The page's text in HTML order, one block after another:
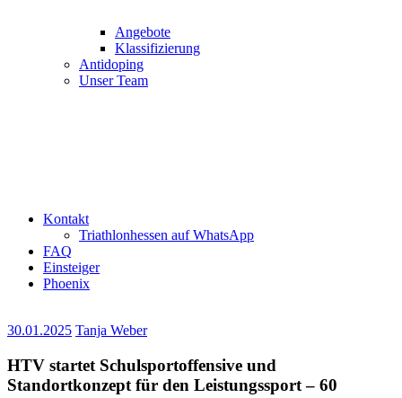
Angebote
Klassifizierung
Antidoping
Unser Team
Kontakt
Triathlonhessen auf WhatsApp
FAQ
Einsteiger
Phoenix
30.01.2025 Tanja Weber
HTV startet Schulsportoffensive und
Standortkonzept für den Leistungssport – 60